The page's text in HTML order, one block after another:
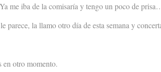
me iba de la comisaría y tengo un poco de
la llamo otro día de esta semana y
otro momento.